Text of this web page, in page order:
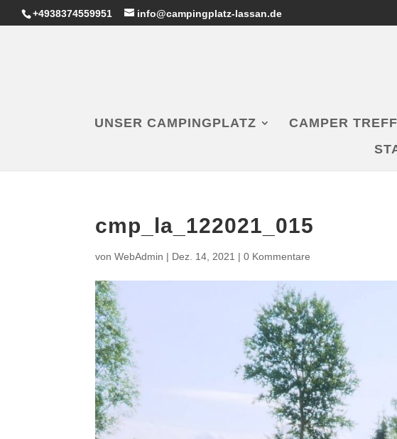
+4938374559951 info@campingplatz-lassan.de
UNSER CAMPINGPLATZ CAMPER TREFF
cmp_la_122021_015
vonWebAdmin | Dez. 14, 2021 |0 Kommentare